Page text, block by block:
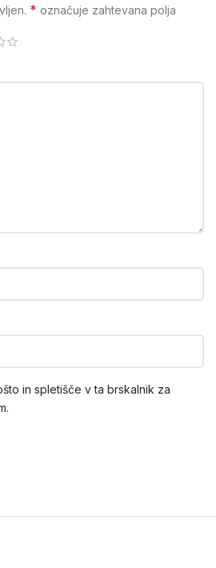
* označuje zahtevana polja
in spletišče v ta brskalnik za